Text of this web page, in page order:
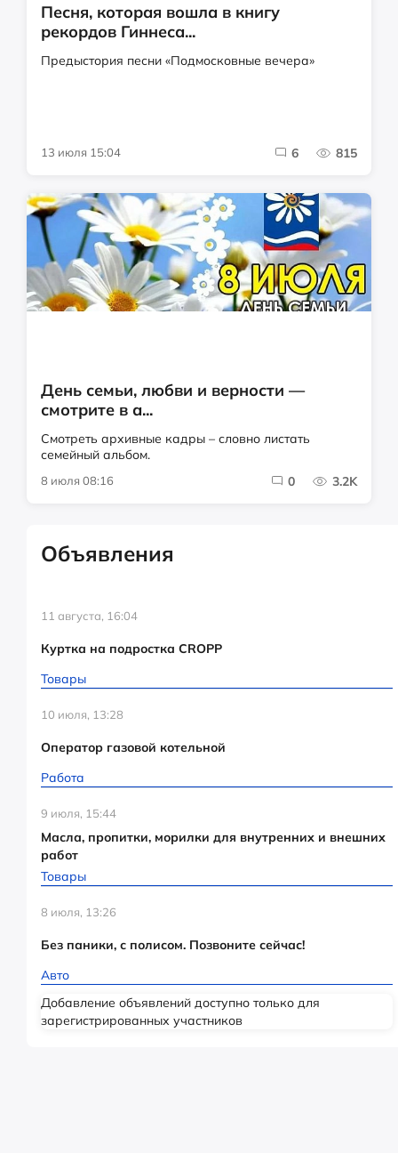
Песня, которая вошла в книгу
рекордов Гиннеса...
Предыстория песни «Подмосковные вечера»
13 июля 15:04 6 815
День семьи, любви и верности —
смотрите в а...
Смотреть архивные кадры – словно листать
семейный альбом.
8 июля 08:16 0 3.2K
Объявления
11 августа, 16:04
Куртка на подростка CROPP
Товары
10 июля, 13:28
Оператор газовой котельной
Работа
9 июля, 15:44
Масла, пропитки, морилки для внутренних и внешних
работ
Товары
8 июля, 13:26
Без паники, с полисом. Позвоните сейчас!
Авто
Добавление объявлений доступно только для
зарегистрированных участников